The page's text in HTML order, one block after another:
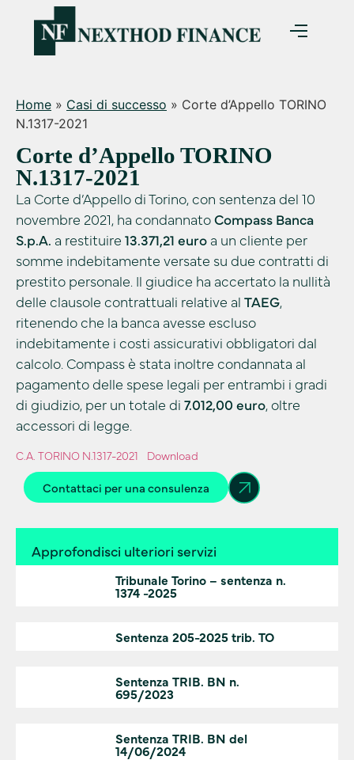
Home » Casi di successo » Corte d’Appello TORINO
N.1317-2021
Corte d’Appello TORINO
N.1317-2021
La Corte d’Appello di Torino, con sentenza del 10
novembre 2021, ha condannatoCompass Banca
S.p.A. a restituire 13.371,21 euro a un cliente per
somme indebitamente versate su due contratti di
prestito personale. Il giudice ha accertato la nullità
delle clausole contrattuali relative al TAEG,
ritenendo che la banca avesse escluso
indebitamente i costi assicurativi obbligatori dal
calcolo. Compass è stata inoltre condannata al
pagamento delle spese legali per entrambi i gradi
di giudizio, per un totale di 7.012,00 euro, oltre
accessori di legge.
C.A. TORINO N.1317-2021 Download
Contattaci per una consulenza
Approfondisci ulteriori servizi
Tribunale Torino – sentenza n.
1374 -2025
Sentenza 205-2025 trib. TO
Sentenza TRIB. BN n.
695/2023
Sentenza TRIB. BN del
14/06/2024